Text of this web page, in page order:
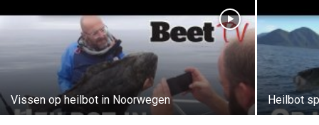
Vissen op heilbot in Noorwegen Heilbot